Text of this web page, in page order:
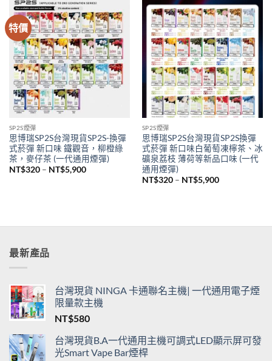
NT$5,800
到
NT$5,800
特價
SP2S煙彈
思博瑞SP2S台灣現貨SP2S-換彈
式菸彈 新口味 鐵觀音，柳橙綠
茶，麥仔茶 (一代通用煙彈)
NT$320 – NT$5,900價
SP2S煙彈
思博瑞SP2S台灣現貨SP2S換彈
式菸彈 新口味白葡萄凍檸茶、冰
礦泉荔枝 薄荷等新品口味 (一代
通用煙彈)
NT$320 – NT$5,900價
NT$5,900
最新產品
台灣現貨 NINGA 卡通聯名主機| 一代通用電子煙
限量款主機
NT$580
台灣現貨B.A一代通用主機可調式LED顯示屏可發
光Smart Vape Bar煙桿